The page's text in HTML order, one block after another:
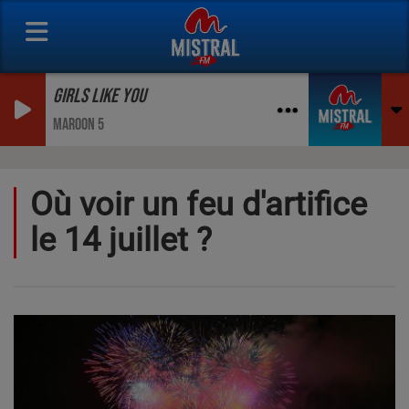
GIRLS LIKE YOU
MAROON 5
Où voir un feu d'artifice
le 14 juillet ?